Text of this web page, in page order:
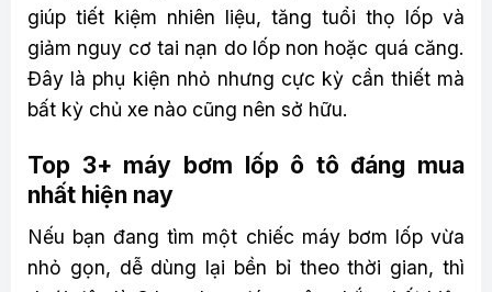
giúp tiết kiệm nhiên liệu, tăng tuổi thọ lốp và
giảm nguy cơ tai nạn do lốp non hoặc quá căng.
Đây là phụ kiện nhỏ nhưng cực kỳ cần thiết mà
bất kỳ chủ xe nào cũng nên sở hữu.
Top 3+ máy bơm lốp ô tô đáng mua
nhất hiện nay
Nếu bạn đang tìm một chiếc máy bơm lốp vừa
nhỏ gọn, dễ dùng lại bền bỉ theo thời gian, thì